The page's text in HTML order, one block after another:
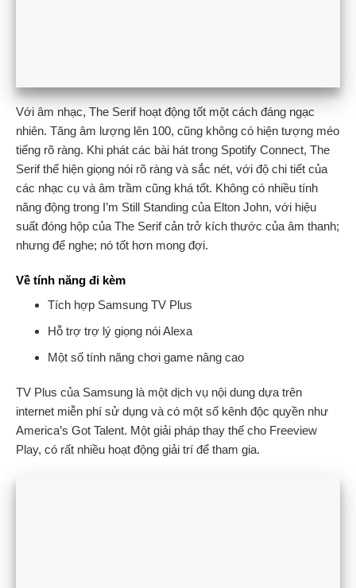
Với âm nhạc, The Serif hoạt động tốt một cách đáng ngạc
nhiên. Tăng âm lượng lên 100, cũng không có hiện tượng méo
tiếng rõ ràng. Khi phát các bài hát trong Spotify Connect, The
Serif thể hiện giọng nói rõ ràng và sắc nét, với độ chi tiết của
các nhạc cụ và âm trầm cũng khá tốt. Không có nhiều tính
năng động trong I’m Still Standing của Elton John, với hiệu
suất đóng hộp của The Serif cản trở kích thước của âm thanh;
nhưng để nghe; nó tốt hơn mong đợi.
Về tính năng đi kèm
Tích hợp Samsung TV Plus
Hỗ trợ trợ lý giọng nói Alexa
Một số tính năng chơi game nâng cao
TV Plus của Samsung là một dịch vụ nội dung dựa trên
internet miễn phí sử dụng và có một số kênh độc quyền như
America’s Got Talent. Một giải pháp thay thế cho Freeview
Play, có rất nhiều hoạt động giải trí để tham gia.